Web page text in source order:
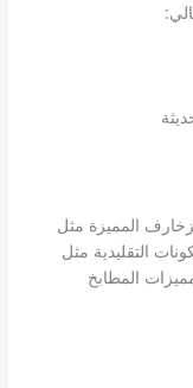
المميزة مثل
التقليدية مثل
المطابخ